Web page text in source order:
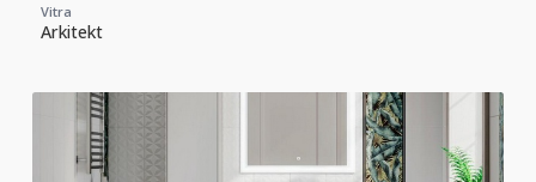
Vitra
Arkitekt